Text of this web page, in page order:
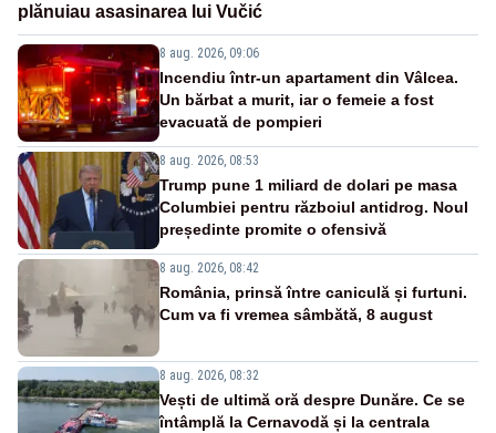
plănuiau asasinarea lui Vučić
8 aug. 2026, 09:06
Incendiu într-un apartament din Vâlcea.
Un bărbat a murit, iar o femeie a fost
evacuată de pompieri
8 aug. 2026, 08:53
Trump pune 1 miliard de dolari pe masa
Columbiei pentru războiul antidrog. Noul
președinte promite o ofensivă
8 aug. 2026, 08:42
România, prinsă între caniculă și furtuni.
Cum va fi vremea sâmbătă, 8 august
8 aug. 2026, 08:32
Vești de ultimă oră despre Dunăre. Ce se
întâmplă la Cernavodă și la centrala